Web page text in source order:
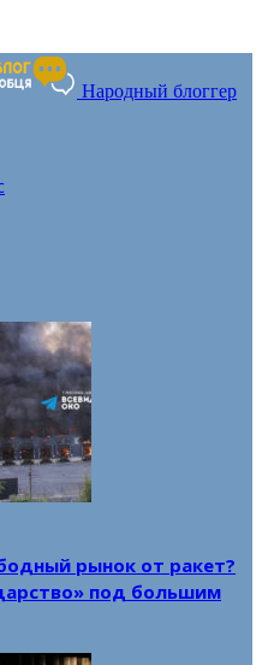
Народный блоггер
рынок от ракет?
под большим